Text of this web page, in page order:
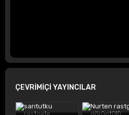
ÇEVRİMİÇİ YAYINCILAR